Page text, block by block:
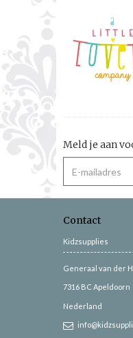
Meld je aan
Contact
Kidzsupplies
Generaal van der
7316 BC Apeldoorn
Nederland